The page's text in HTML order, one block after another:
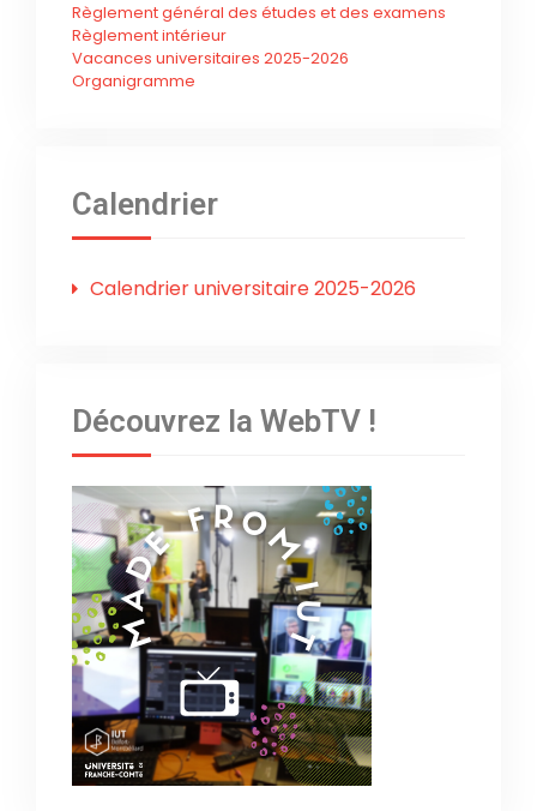
Règlement général des études et des examens
Règlement intérieur
Vacances universitaires 2025-2026
Organigramme
Calendrier
Calendrier universitaire 2025-2026
Découvrez la WebTV !